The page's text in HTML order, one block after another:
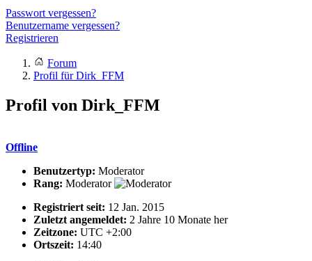
Passwort vergessen?
Benutzername vergessen?
Registrieren
Forum
Profil für Dirk_FFM
Profil von Dirk_FFM
Offline
Benutzertyp: Moderator
Rang: Moderator
Registriert seit: 12 Jan. 2015
Zuletzt angemeldet: 2 Jahre 10 Monate her
Zeitzone: UTC +2:00
Ortszeit: 14:40